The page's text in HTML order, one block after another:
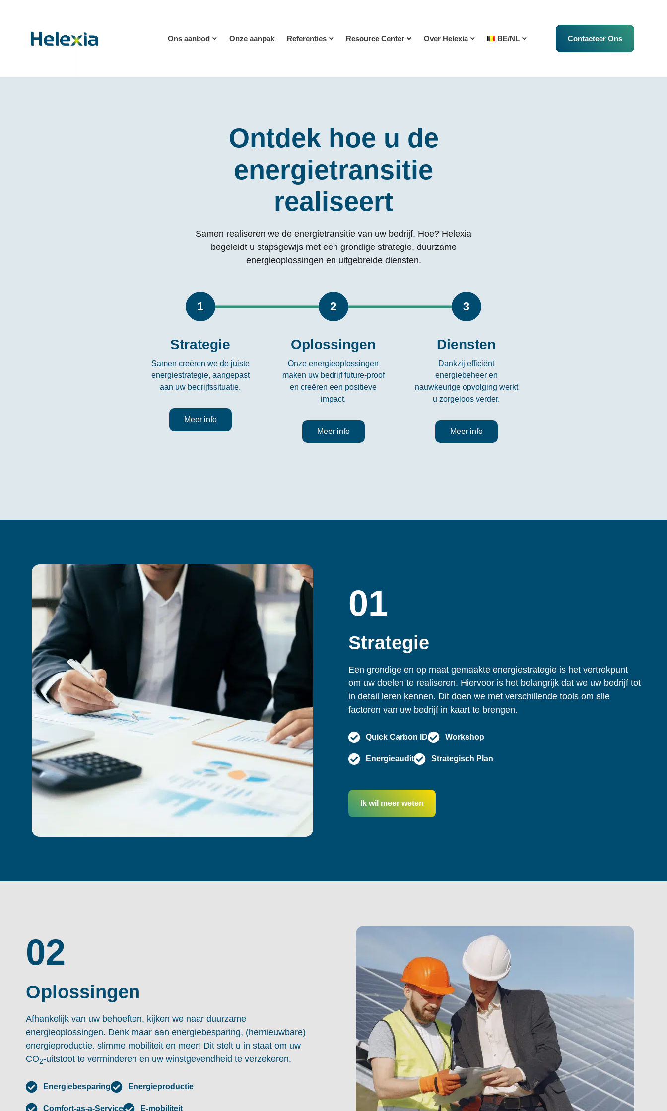
Ons aanbod Onze aanpak Referenties Resource Center Over Helexia BE/NL Contacteer Ons
Ontdek hoe u de
energietransitie
realiseert
Samen realiseren we de energietransitie van uw bedrijf. Hoe? Helexia
begeleidt u stapsgewijs met een grondige strategie, duurzame
energieoplossingen en uitgebreide diensten.
1 2 3
Strategie
Samen creëren we de juiste
energiestrategie, aangepast
aan uw bedrijfssituatie.
Meer info
Oplossingen
Onze energieoplossingen
maken uw bedrijf future-proof
en creëren een positieve
impact.
Meer info
Diensten
Dankzij efficiënt
energiebeheer en
nauwkeurige opvolging werkt
u zorgeloos verder.
Meer info
01
Strategie
Een grondige en op maat gemaakte energiestrategie is het vertrekpunt
om uw doelen te realiseren. Hiervoor is het belangrijk dat we uw bedrijf tot
in detail leren kennen. Dit doen we met verschillende tools om alle
factoren van uw bedrijf in kaart te brengen.
Quick Carbon ID Workshop
Energieaudit Strategisch Plan
Ik wil meer weten
02
Oplossingen
Afhankelijk van uw behoeften, kijken we naar duurzame
energieoplossingen. Denk maar aan energiebesparing, (hernieuwbare)
energieproductie, slimme mobiliteit en meer! Dit stelt u in staat om uw
CO2-uitstoot te verminderen en uw winstgevendheid te verzekeren.
Energiebesparing Energieproductie
Comfort-as-a-Service E-mobiliteit